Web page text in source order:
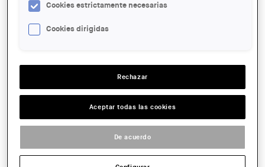
ENTIDAD ORGANIZADORA:
COAC
ACCIONES
SALA:
Sede de la Demarcación de Girona del Colegio de Arquitectos de
Catalunya. Plaza de la Catedral, 8. Girona
Cookies estrictamente necesarias
Cookies dirigidas
Rechazar
Aceptar todas las cookies
De acuerdo